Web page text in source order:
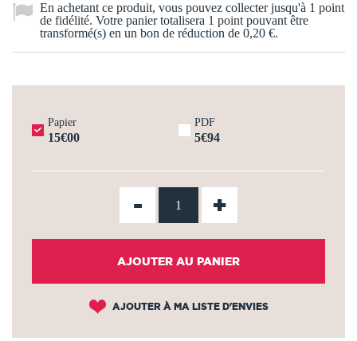
En achetant ce produit, vous pouvez collecter jusqu'à 1 point
de fidélité. Votre panier totalisera 1 point pouvant être
transformé(s) en un bon de réduction de 0,20 €.
Papier
15€00
PDF
5€94
- +
AJOUTER AU PANIER
AJOUTER À MA LISTE D'ENVIES